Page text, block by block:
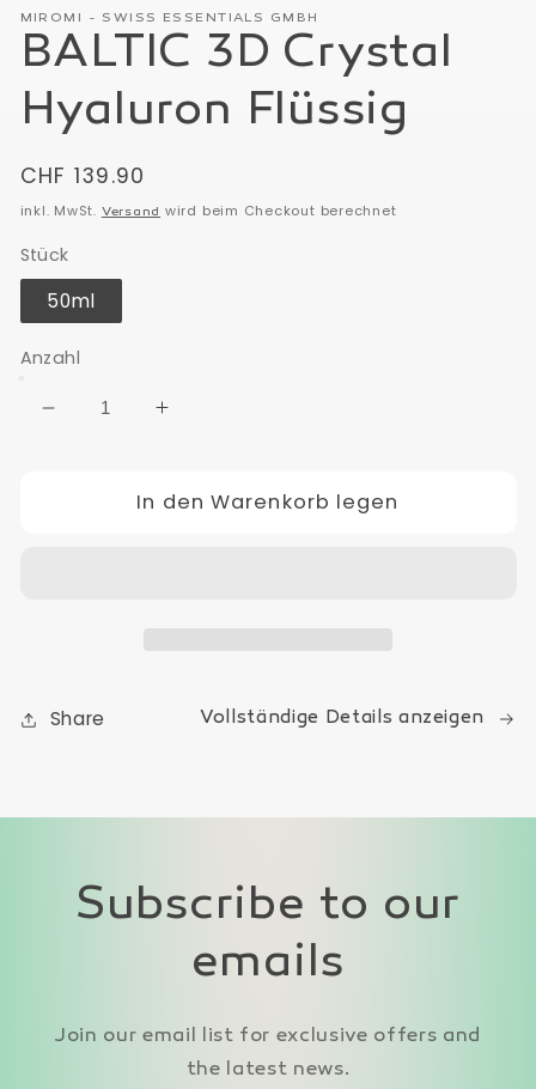
Modal
öffnen
MIROMI - SWISS ESSENTIALS GMBH
BALTIC 3D Crystal
Hyaluron Flüssig
Normaler
Preis
CHF 139.90
inkl. MwSt. Versand wird beim Checkout berechnet
Stück
50ml
Anzahl
Verringere
Erhöhe
für
In den Warenkorb legen
Share Vollständige Details anzeigen
Subscribe to our
emails
Join our email list for exclusive offers and
the latest news.